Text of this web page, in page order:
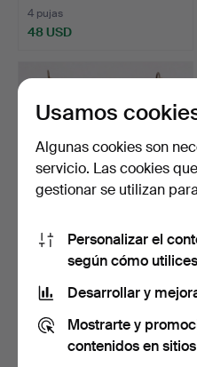
4 pujas
48 USD
Aderezo de broche y
pendientes con camafeo…
151 USD
Usamos
Algunas cookies son
servicio. Las cookies
gestionar se utilizan
Personalizar el
según cómo
Desarrollar y
Mostrarte y
contenidos en